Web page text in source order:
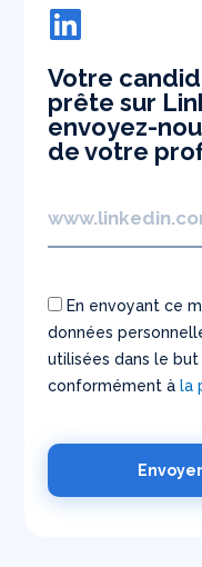
Votre
prête sur
envoyez-
de votre
En envoyant ce
données
utilisées dans le
conformément à la